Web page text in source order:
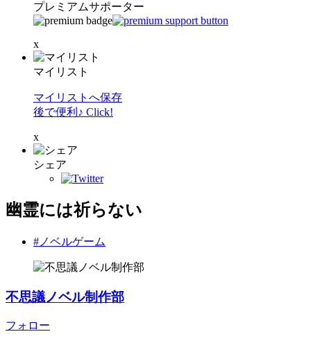
プレミアムサポーター
x
マイリスト
マイリストへ保存
後で便利♪ Click!
x
シェア
幽霊には祈らない
#ノベルゲーム
不思議ノベル制作部
フォロー